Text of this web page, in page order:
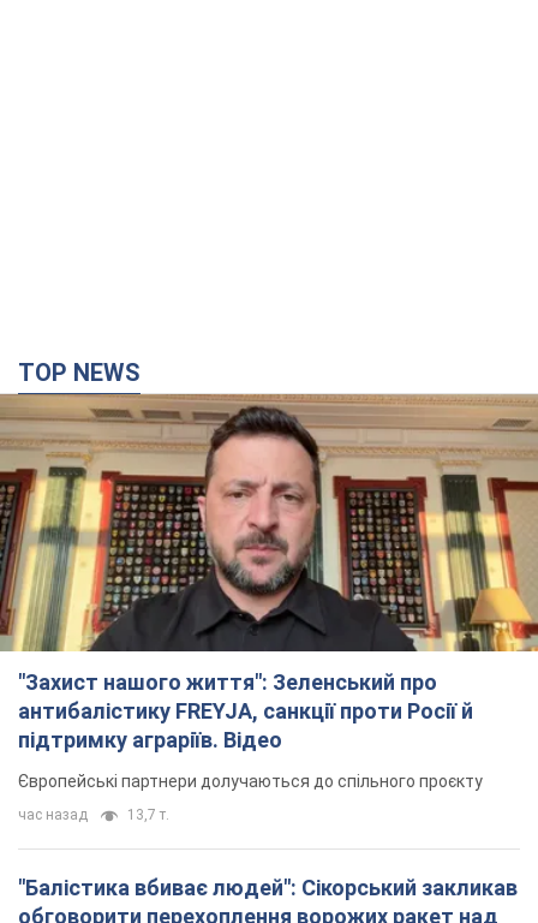
Європейські партнери долучаються до спільного проєкту
час назад 13,7 т.
"Балістика вбиває людей": Сікорський закликав
обговорити перехоплення ворожих ракет над
Україною
Глава МЗС Польщі закликав до збиття російських ракет над
Україною
2 часа назад 3,3 т.
Податкова передасть Міноборони дані про
чоловіків 18-60 років: для чого це потрібно
Це потрібно для перевірки військового обліку
3 часа назад 13,9 т.